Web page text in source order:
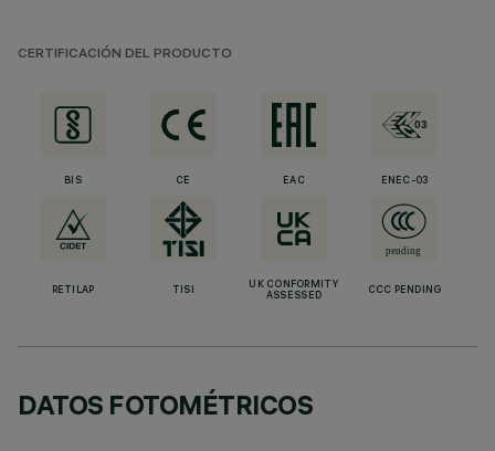
CERTIFICACIÓN DEL PRODUCTO
BIS CE EAC ENEC-03
RETILAP TISI
UK CONFORMITY
ASSESSED
CCC PENDING
DATOS FOTOMÉTRICOS